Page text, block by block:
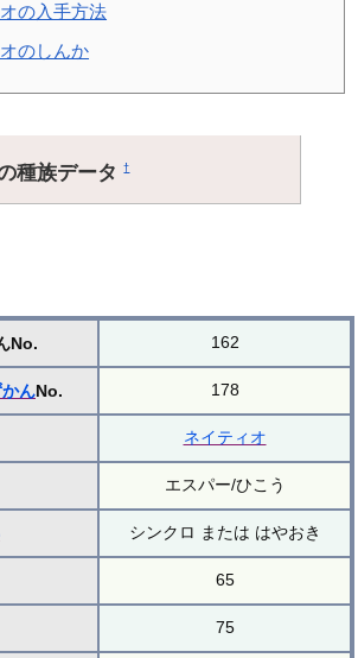
の入手方法
のしんか
種族データ†
No. 162
んNo. 178
ネイティオ
エスパー/ひこう
シンクロ または はやおき
65
75